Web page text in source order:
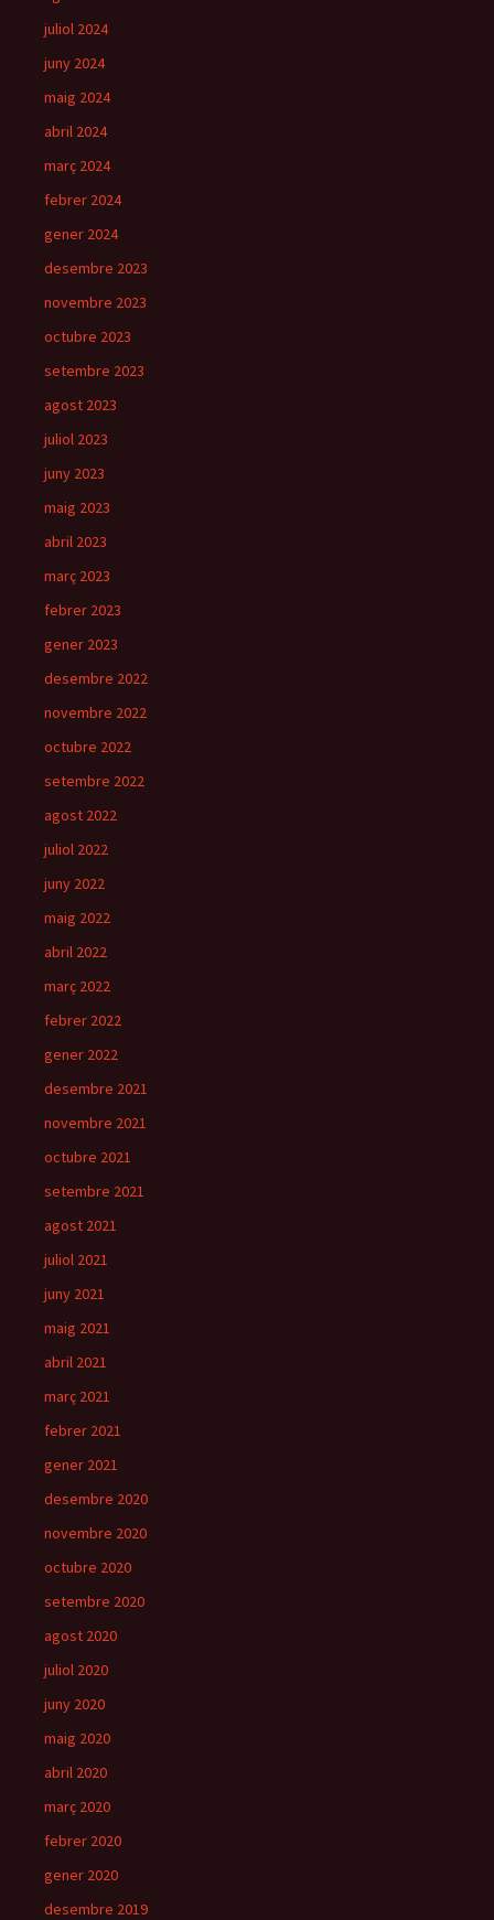
juliol 2024
juny 2024
maig 2024
abril 2024
març 2024
febrer 2024
gener 2024
desembre 2023
novembre 2023
octubre 2023
setembre 2023
agost 2023
juliol 2023
juny 2023
maig 2023
abril 2023
març 2023
febrer 2023
gener 2023
desembre 2022
novembre 2022
octubre 2022
setembre 2022
agost 2022
juliol 2022
juny 2022
maig 2022
abril 2022
març 2022
febrer 2022
gener 2022
desembre 2021
novembre 2021
octubre 2021
setembre 2021
agost 2021
juliol 2021
juny 2021
maig 2021
abril 2021
març 2021
febrer 2021
gener 2021
desembre 2020
novembre 2020
octubre 2020
setembre 2020
agost 2020
juliol 2020
juny 2020
maig 2020
abril 2020
març 2020
febrer 2020
gener 2020
desembre 2019